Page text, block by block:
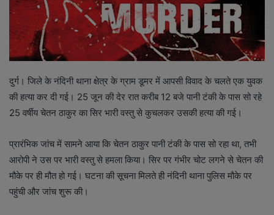
दुर्ग। जिले के नंदिनी थाना क्षेत्र के ग्राम डूमर में आपसी विवाद के चलते एक युवक
की हत्या कर दी गई। 25 जून की देर रात करीब 12 बजे पानी टंकी के पास सो रहे
25 वर्षीय चेतन ठाकुर का सिर भारी वस्तु से कुचलकर उसकी हत्या की गई।
प्रारंभिक जांच में सामने आया कि चेतन ठाकुर पानी टंकी के पास सो रहा था, तभी
आरोपी ने उस पर भारी वस्तु से हमला किया। सिर पर गंभीर चोट लगने से चेतन की
मौके पर ही मौत हो गई। घटना की सूचना मिलते ही नंदिनी थाना पुलिस मौके पर
पहुंची और जांच शुरू की।